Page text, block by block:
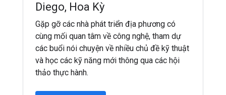
Diego, Hoa Kỳ
Gặp gỡ các nhà phát triển địa phương có
cùng mối quan tâm về công nghệ, tham dự
các buổi nói chuyện về nhiều chủ đề kỹ thuật
và học các kỹ năng mới thông qua các hội
thảo thực hành.